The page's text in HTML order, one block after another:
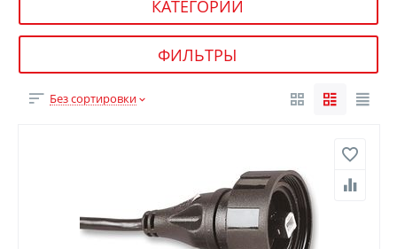
КАТЕГОРИИ
ФИЛЬТРЫ
Без сортировки